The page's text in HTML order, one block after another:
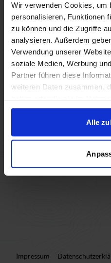
Wir verwenden Cookies, um
personalisieren, Funktionen
zu können und die Zugriffe
analysieren. Außerdem
Verwendung unserer
soziale Medien, Werbung
Partner führen diese
weiteren Daten zusammen,
gesammelt haben.
Alle
Impressum